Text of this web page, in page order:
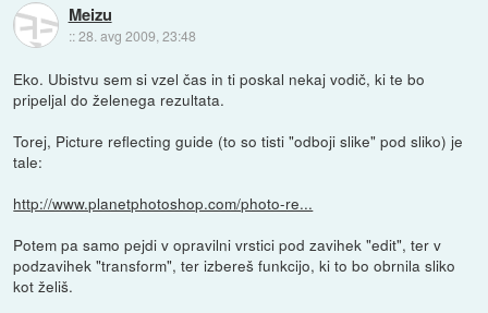
Meizu
::28. avg 2009, 23:48
Eko. Ubistvu sem si vzel čas in ti poskal nekaj vodič, ki te bo
pripeljal do želenega rezultata.
Torej, Picture reflecting guide (to so tisti "odboji slike" pod sliko) je
tale:
http://www.planetphotoshop.com/photo-re...
Potem pa samo pejdi v opravilni vrstici pod zavihek "edit", ter v
podzavihek "transform", ter izbereš funkcijo, ki to bo obrnila sliko
kot želiš.